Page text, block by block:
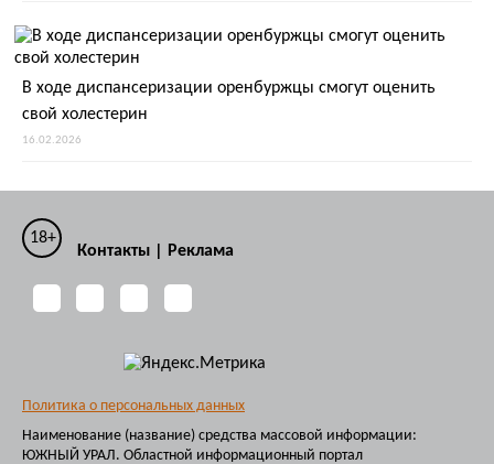
В ходе диспансеризации оренбуржцы смогут оценить
свой холестерин
16.02.2026
18+
Контакты Реклама
Политика о персональных данных
Наименование (название) средства массовой информации:
ЮЖНЫЙ УРАЛ. Областной информационный портал